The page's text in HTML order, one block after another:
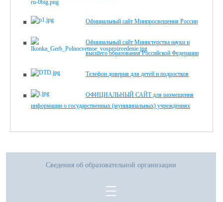
Официальный сайт Минпросвещения России
Официальный сайт Министерства науки и
высшего образования Российской Федерации
Телефон доверия для детей и подростков
ОФИЦИАЛЬНЫЙ САЙТ для размещения
информации о государственных (муниципальных) учреждениях
Сведения об образовательной организации